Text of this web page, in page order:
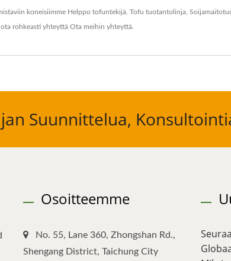
koneisiimme Helppo tofuntekijä Tofu tuotantolinja
rohkeasti yhteyttä Ota meihin yhteyttä
Suunnittelua,
Osoitteemme
No. 55, Lane 360, Zhongshan Rd.,
Shengang District, Taichung City